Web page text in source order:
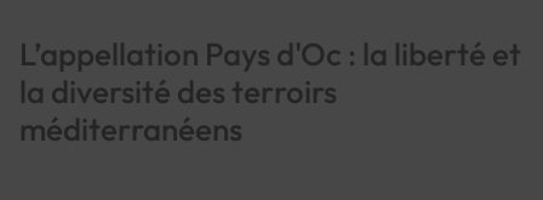
L’appellation Pays d'Oc : la liberté et
la diversité des terroirs
méditerranéens